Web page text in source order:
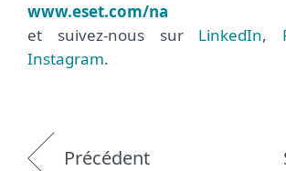
www.eset.com/na
et suivez-nous sur LinkedIn,
Instagram.
Précédent